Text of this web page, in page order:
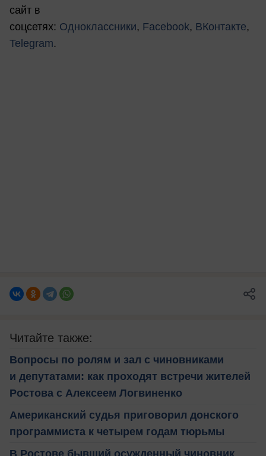
сайт в
соцсетях: Одноклассники, Facebook, ВКонтакте,
Telegram.
Читайте также:
Вопросы по ролям и зал с чиновниками
и депутатами: как проходят встречи жителей
Ростова с Алексеем Логвиненко
Американский судья приговорил донского
программиста к четырем годам тюрьмы
В Ростове бывший осужденный чиновник